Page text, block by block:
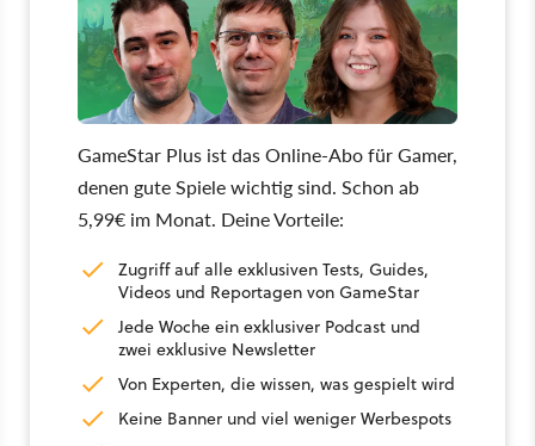
GameStar Plus ist das Online-Abo für Gamer,
denen gute Spiele wichtig sind. Schon ab
5,99€ im Monat. Deine Vorteile:
Zugriff auf alle exklusiven Tests, Guides,
Videos und Reportagen von GameStar
Jede Woche ein exklusiver Podcast und
zwei exklusive Newsletter
Von Experten, die wissen, was gespielt wird
Keine Banner und viel weniger Werbespots